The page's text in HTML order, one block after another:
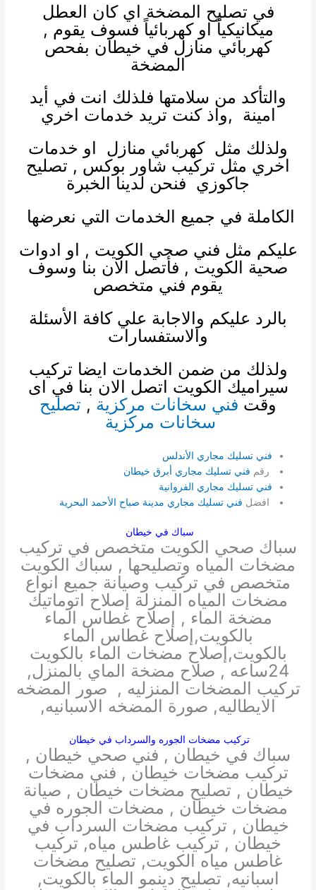
في تصليح المضخة اي كان العطل
ميكانيكياً او كهربائياً فسوف يقوم ,
كهربائي منازلفي خيطان بفحص
المضخة
والتأكد من سلامتها فلذلك انت في أيد
امينة ,واذ كنت تريد خدمات اخري
ولذلك مثلكهربائي منازل او خدمات
اخري مثل تركيب شاور بوكس , تصليح
جاكوزي فنحن لدينا الخبرة
الكاملة في جميع الخدمات التي نعرضها
عليكم مثل فني صحي الكويت , او ادوات
صحية الكويت , فأتصل الان بنا وسوف
يقوم فني متخصص
بالرد عليكم والاجابة علي كافة الأسئلة
والاستفسارات
ولذلك من ضمن الخدمات ايضا تركيب
سيراميك الكويت اتصل الان بنا في اى
وقت فني سخانات مركزية , تصليح
سخانات مركزية
فني تسليك مجاري الأندلس
رقم فني تسليك مجاري أبرق خيطان
فني تسليك مجاري الفروانية
افضل فني تسليك مجاري مدينة صباح الأحمد البحرية
سباك في خيطان
سباك صحي الكويت متخصص في تركيب
مضخات المياه وتصليحها , سباك الكويت
متخصص في تركيب وصيانة جميع انواع
مضخات المياه المنزلة إصلاح اتوماتيك
مضخة الماء , إصلاح غطاس الماء
بالكويت,إصلاح غطاس الماء
بالكويت,إصلاح مضخات الماء بالكويت
24ساعه , صلاح مضخة الماي بالمنزل,
تركيب المضخات المنزليه , صور المضخه
الايطاليه, صورة المضخه الاسبانيه,
تركيب مضخات الجوره والسرداب في خيطان
سباك في خيطان , فني صحي خيطان ,
تركيب مضخات خيطان , فني مضخات
خيطان , تصليح مضخات خيطان , صيانة
مضخات خيطان , مضخات الجوره في
خيطان , تركيب مضخات السرداب في
خيطان , تركيب غاطس مياه, تركيب
غاطس مياه الكويت, تصليح مضخات
اسبانيه, تصليح دينمو الماء بالكويت,